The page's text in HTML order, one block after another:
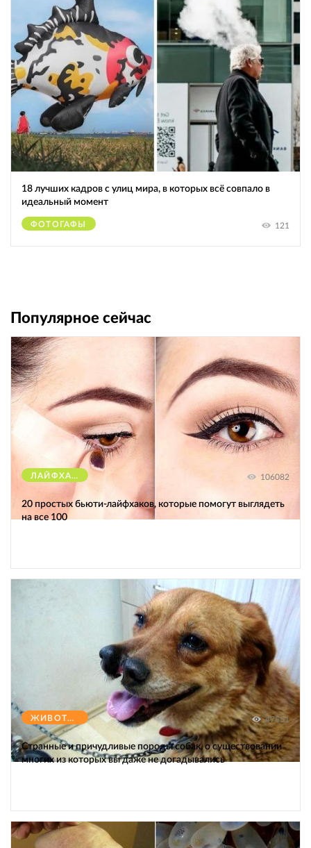
18 лучших кадров с улиц мира, в которых всё совпало в
идеальный момент
ФОТОГАФЫ 121
Популярное сейчас
ЛАЙФХАКИ 106082
20 простых бьюти-лайфхаков, которые помогут выглядеть
на все 100
ЖИВОТНЫЕ 47551
Странные и причудливые породы собак, о существовании
многих из которых вы даже не догадывались